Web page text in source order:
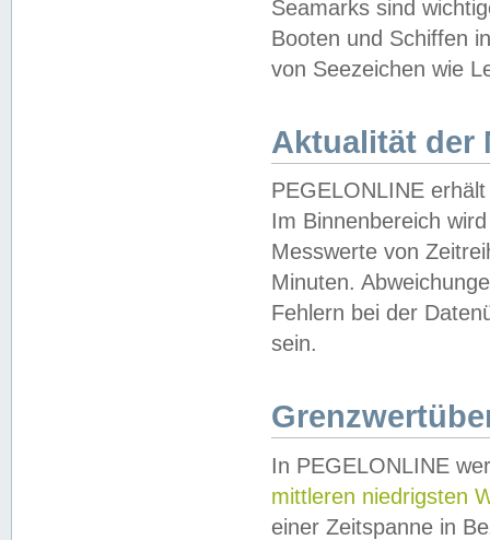
Seamarks sind
Booten und Schiffen
von Seezeichen wie
Aktualität der
PEGELONLINE
Im Binnenbereich
Messwerte von
Minuten.
Fehlern bei der
sein.
In PEGELONLINE
mittleren niedrigsten
einer Zeitspanne in